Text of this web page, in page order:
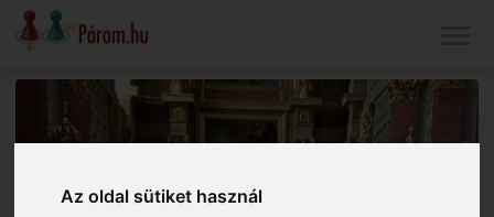
Az oldal sütiket használ